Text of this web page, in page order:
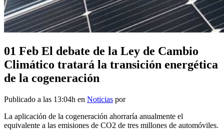
01 Feb El debate de la Ley de Cambio
Climático tratará la transición energética
de la cogeneración
Publicado a las 13:04h en Noticias por
La aplicación de la cogeneración ahorraría anualmente el
equivalente a las emisiones de CO2 de tres millones de automóviles.